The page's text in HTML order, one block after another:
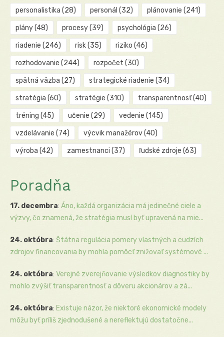
personalistika (28) personál (32) plánovanie (241)
plány(48) procesy(39) psychológia (26)
riadenie (246) risk(35) riziko (46)
rozhodovanie (244) rozpočet (30)
spätná väzba (27) strategické riadenie (34)
stratégia (60) stratégie (310) transparentnosť(40)
tréning (45) učenie (29) vedenie (145)
vzdelávanie (74) výcvik manažérov(40)
výroba (42) zamestnanci (37) ľudské zdroje (63)
Poradňa
17. decembra: Áno, každá organizácia má jedinečné ciele a
výzvy, čo znamená, že stratégia musí byť upravená na mie...
24. októbra: Štátna regulácia pomery vlastných a cudzích
zdrojov financovania by mohla pomôcť znižovať systémové ...
24. októbra: Verejné zverejňovanie výsledkov diagnostiky by
mohlo zvýšiť transparentnosť a dôveru akcionárov a zá...
24. októbra: Existuje názor, že niektoré ekonomické modely
môžu byť príliš zjednodušené a nereflektujú dostatočne...